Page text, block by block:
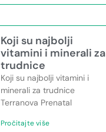
Koji su najbolji
vitamini i minerali za
trudnice
Koji su najbolji vitamini i
minerali za trudnice
Terranova Prenatal
Pročitajte više